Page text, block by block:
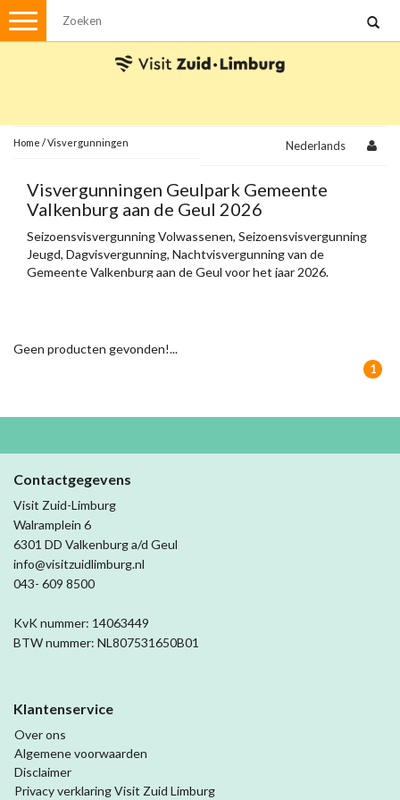
Menu
Met de auto
Visvergunningen
Plattegronden
Uit de streek
Streekpakketten
Home /Visvergunningen Nederlands
Visvergunningen Geulpark Gemeente
Valkenburg aan de Geul 2026
Seizoensvisvergunning Volwassenen, Seizoensvisvergunning
Jeugd, Dagvisvergunning, Nachtvisvergunning van de
Gemeente Valkenburg aan de Geul voor het jaar 2026.
Geen producten gevonden!...
1
Contactgegevens
Visit Zuid-Limburg
Walramplein 6
6301 DD Valkenburg a/d Geul
info@visitzuidlimburg.nl
043- 609 8500
KvK nummer: 14063449
BTW nummer: NL807531650B01
Klantenservice
Over ons
Algemene voorwaarden
Disclaimer
Privacy verklaring Visit Zuid Limburg